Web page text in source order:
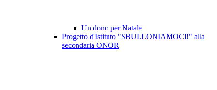
Un dono per Natale
Progetto d'Istituto "SBULLONIAMOCI!" alla
secondaria ONOR